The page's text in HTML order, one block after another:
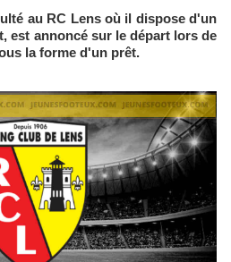
au RC Lens où il dispose d'un
est annoncé sur le départ lors de
la forme d'un prêt.